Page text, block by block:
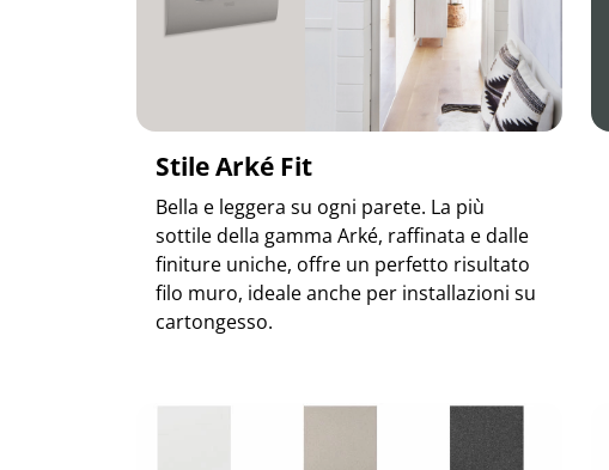
Stile Arké Fit
Bella e leggera su ogni parete. La più
sottile della gamma Arké, raffinata e dalle
finiture uniche, offre un perfetto risultato
filo muro, ideale anche per installazioni su
cartongesso.